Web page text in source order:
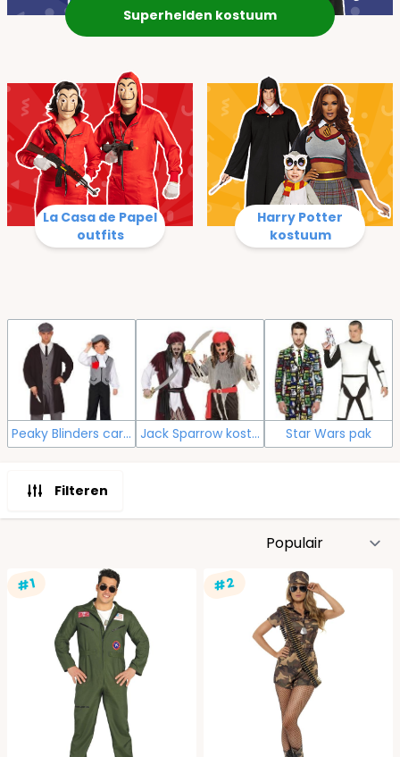
Superhelden kostuum
La Casa de Papel
outfits
Harry Potter
kostuum
Peaky Blinders carnaval Jack Sparrow kostuum Star Wars pak
Filteren
#1 #2